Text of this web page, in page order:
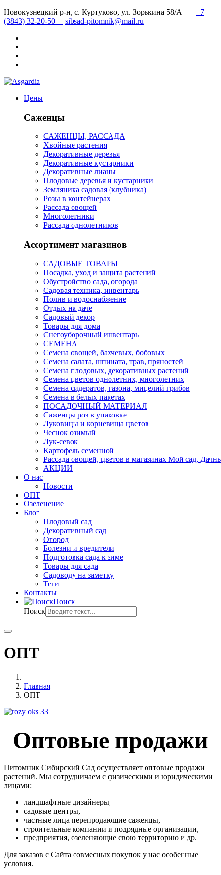
Новокузнецкий р-н, с. Куртуково, ул. Зорькина 58/А
+7
(3843) 32-20-50
sibsad-pitomnik@mail.ru
Цены
Саженцы
САЖЕНЦЫ, РАССАДА
Хвойные растения
Декоративные деревья
Декоративные кустарники
Декоративные лианы
Плодовые деревья и кустарники
Земляника садовая (клубника)
Розы в контейнерах
Рассада овощей
Многолетники
Рассада однолетников
Ассортимент магазинов
САДОВЫЕ ТОВАРЫ
Посадка, уход и защита растений
Обустройство сада, огорода
Садовая техника, инвентарь
Полив и водоснабжение
Отдых на даче
Садовый декор
Товары для дома
Снегоуборочный инвентарь
СЕМЕНА
Семена овощей, бахчевых, бобовых
Семена салата, шпината, трав, пряностей
Семена плодовых, декоративных растений
Семена цветов однолетних, многолетних
Семена сидератов, газона, мицелий грибов
Семена в белых пакетах
ПОСАДОЧНЫЙ МАТЕРИАЛ
Саженцы роз в упаковке
Луковицы и корневища цветов
Чеснок озимый
Лук-севок
Картофель семенной
Рассада овощей, цветов в магазинах Мой сад,
АКЦИИ
О нас
Новости
ОПТ
Озеленение
Блог
Плодовый сад
Декоративный сад
Огород
Болезни и вредители
Подготовка сада к зиме
Товары для сада
Садоводу на заметку
Теги
Контакты
Поиск
Поиск
ОПТ
Главная
ОПТ
Оптовые продажи
Питомник Сибирский Сад осуществляет оптовые продажи
растений. Мы сотрудничаем с физическими и юридическими
лицами:
ландшафтные дизайнеры,
садовые центры,
частные лица перепродающие саженцы,
строительные компании и подрядные организации,
предприятия, озеленяющие свою территорию и др.
Для заказов с Сайта совмесных покупок у нас особенные
условия.